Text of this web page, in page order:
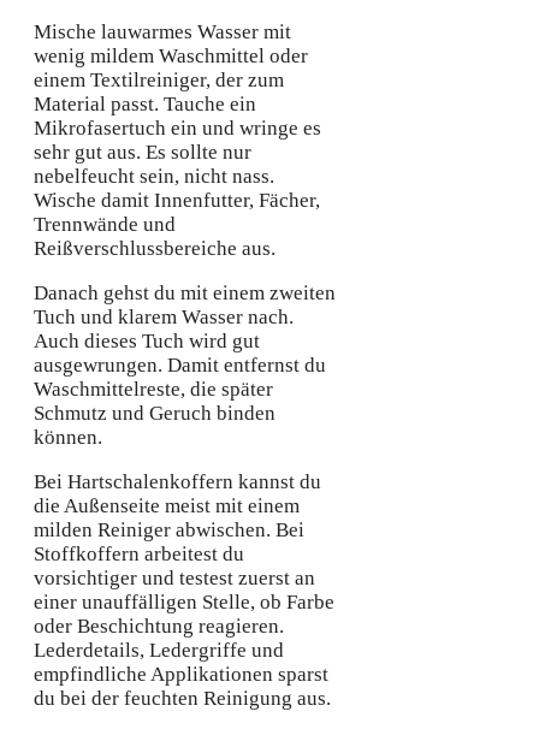
Mische lauwarmes Wasser mit
wenig mildem Waschmittel oder
einem Textilreiniger, der zum
Material passt. Tauche ein
Mikrofasertuch ein und wringe es
sehr gut aus. Es sollte nur
nebelfeucht sein, nicht nass.
Wische damit Innenfutter, Fächer,
Trennwände und
Reißverschlussbereiche aus.
Danach gehst du mit einem zweiten
Tuch und klarem Wasser nach.
Auch dieses Tuch wird gut
ausgewrungen. Damit entfernst du
Waschmittelreste, die später
Schmutz und Geruch binden
können.
Bei Hartschalenkoffern kannst du
die Außenseite meist mit einem
milden Reiniger abwischen. Bei
Stoffkoffern arbeitest du
vorsichtiger und testest zuerst an
einer unauffälligen Stelle, ob Farbe
oder Beschichtung reagieren.
Lederdetails, Ledergriffe und
empfindliche Applikationen sparst
du bei der feuchten Reinigung aus.